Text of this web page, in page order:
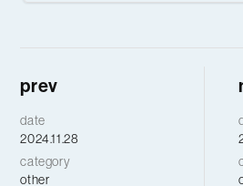
prev
date
2024.11.28
category
other